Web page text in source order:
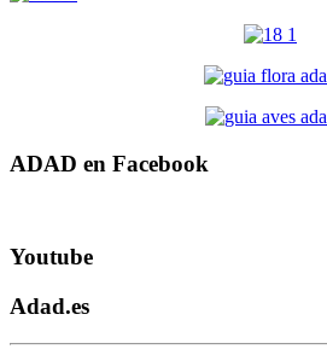
ADAD en Facebook
Youtube
Adad.es